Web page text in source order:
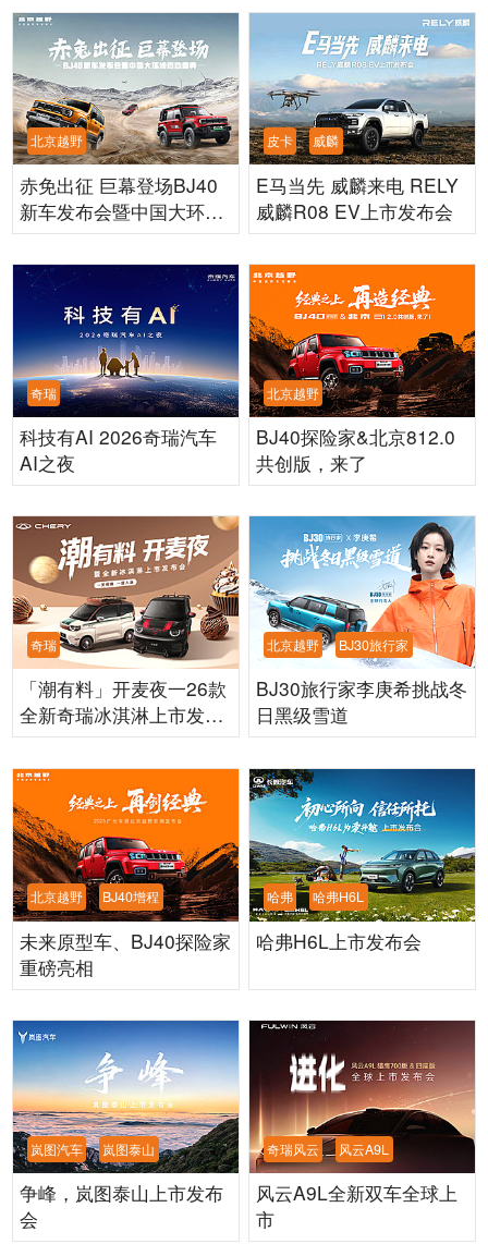
北京越野
赤免出征 巨幕登场BJ40
新车发布会暨中国大环线
启动盛典
皮卡 威麟
E马当先 威麟来电 RELY
威麟R08 EV上市发布会
奇瑞
科技有AI 2026奇瑞汽车
AI之夜
北京越野
BJ40探险家&北京812.0
共创版，来了
奇瑞
「潮有料」开麦夜一26款
全新奇瑞冰淇淋上市发布
会
北京越野 BJ30旅行家
BJ30旅行家李庚希挑战冬
日黑级雪道
北京越野 BJ40增程
未来原型车、BJ40探险家
重磅亮相
哈弗 哈弗H6L
哈弗H6L上市发布会
岚图汽车 岚图泰山
争峰，岚图泰山上市发布
会
奇瑞风云 风云A9L
风云A9L全新双车全球上
市